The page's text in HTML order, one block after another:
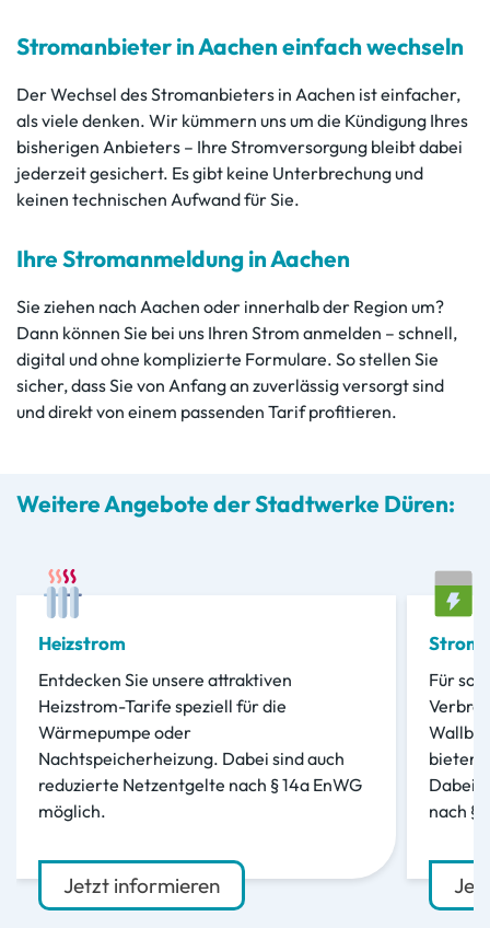
Stromanbieter in Aachen einfach wechseln
Der Wechsel des Stromanbieters in Aachen ist einfacher,
als viele denken. Wir kümmern uns um die Kündigung Ihres
bisherigen Anbieters – Ihre Stromversorgung bleibt dabei
jederzeit gesichert. Es gibt keine Unterbrechung und
keinen technischen Aufwand für Sie.
Ihre Stromanmeldung in Aachen
Sie ziehen nach Aachen oder innerhalb der Region um?
Dann können Sie bei uns Ihren Strom anmelden – schnell,
digital und ohne komplizierte Formulare. So stellen Sie
sicher, dass Sie von Anfang an zuverlässig versorgt sind
und direkt von einem passenden Tarif profitieren.
Weitere Angebote der Stadtwerke Düren:
Heizstrom
Entdecken Sie unsere attraktiven
Heizstrom-Tarife speziell für die
Wärmepumpe oder
Nachtspeicherheizung. Dabei sind auch
reduzierte Netzentgelte nach § 14a EnWG
möglich.
Jetzt informieren
Für
bieten
Dabei
nach §